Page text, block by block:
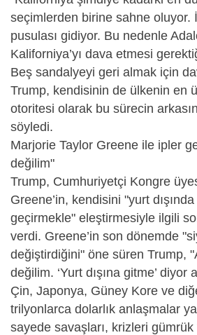
seçimlerden birine sahne oluyor.
pusulası gidiyor. Bu nedenle
Kaliforniya’yı dava etmesi
Beş sandalyeyi geri almak için
Trump, kendisinin de ülkenin en
otoritesi olarak bu sürecin
söyledi.
Marjorie Taylor Greene ile ipler
değilim"
Trump, Cumhuriyetçi Kongre
Greene’in, kendisini "yurt
geçirmekle" eleştirmesiyle ilgili
verdi. Greene’in son dönemde
değiştirdiğini" öne süren Trump,
değilim. ‘Yurt dışına gitme’
Çin, Japonya, Güney Kore ve
trilyonlarca dolarlık anlaşmalar
sayede savaşları, krizleri